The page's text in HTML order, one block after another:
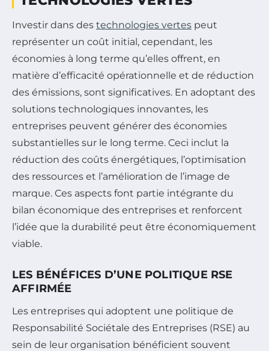
Investir dans des technologies vertes peut
représenter un coût initial, cependant, les
économies à long terme qu’elles offrent, en
matière d’efficacité opérationnelle et de réduction
des émissions, sont significatives. En adoptant des
solutions technologiques innovantes, les
entreprises peuvent générer des économies
substantielles sur le long terme. Ceci inclut la
réduction des coûts énergétiques, l’optimisation
des ressources et l’amélioration de l’image de
marque. Ces aspects font partie intégrante du
bilan économique des entreprises et renforcent
l’idée que la durabilité peut être économiquement
viable.
LES BÉNÉFICES D’UNE POLITIQUE RSE
AFFIRMÉE
Les entreprises qui adoptent une politique de
Responsabilité Sociétale des Entreprises (RSE) au
sein de leur organisation bénéficient souvent